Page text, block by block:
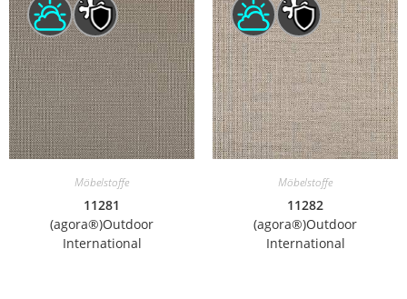
Möbelstoffe
11281
(agora®)Outdoor
International
Möbelstoffe
11282
(agora®)Outdoor
International